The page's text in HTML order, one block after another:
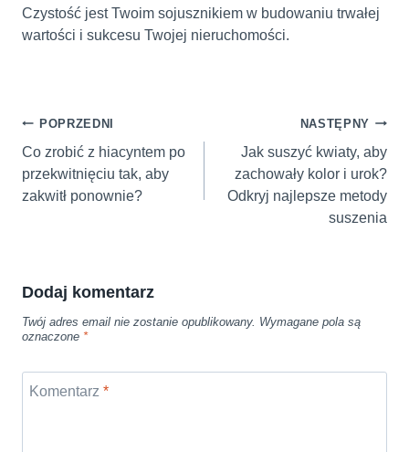
Czystość jest Twoim sojusznikiem w budowaniu trwałej
wartości i sukcesu Twojej nieruchomości.
Nawigacja
wpisu
POPRZEDNI
Co zrobić z hiacyntem po
przekwitnięciu tak, aby
zakwitł ponownie?
NASTĘPNY
Jak suszyć kwiaty, aby
zachowały kolor i urok?
Odkryj najlepsze metody
suszenia
Dodaj komentarz
Twój adres email nie zostanie opublikowany. Wymagane pola są
oznaczone *
Komentarz *